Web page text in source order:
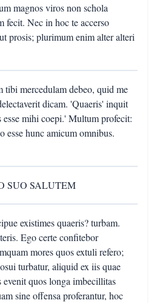
magnos viros non schola
fecit. Nec in hoc te accerso
prosis; plurimum enim alter alteri
tibi mercedulam debeo, quid me
dicam. 'Quaeris' inquit
mihi coepi.' Multum profecit:
esse hunc amicum omnibus.
SUO SALUTEM
existimes quaeris? turbam.
Ego certe confitebor
mores quos extuli refero;
turbatur, aliquid ex iis quae
quos longa imbecillitas
sine offensa proferantur, hoc